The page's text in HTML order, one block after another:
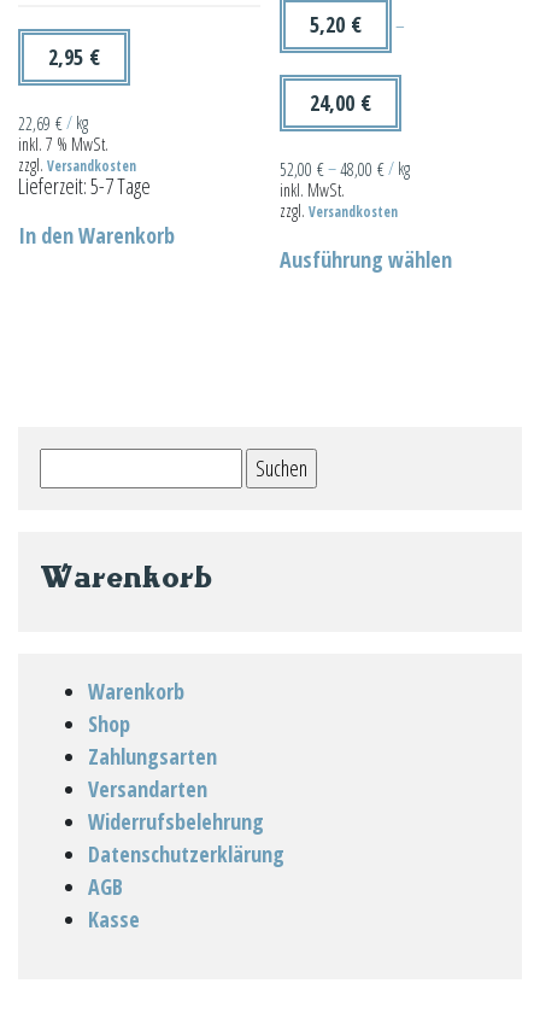
2,95 €
22,69 €/ kg
inkl. 7 % MwSt.
zzgl. Versandkosten
Lieferzeit:5-7 Tage
In den Warenkorb
5,20 € –
24,00 €
52,00€–48,00€/ kg
inkl. MwSt.
zzgl.Versandkosten
Ausführung wählenProdukt
nach:
Warenkorb
Warenkorb
Shop
Zahlungsarten
Versandarten
Widerrufsbelehrung
Datenschutzerklärung
AGB
Kasse